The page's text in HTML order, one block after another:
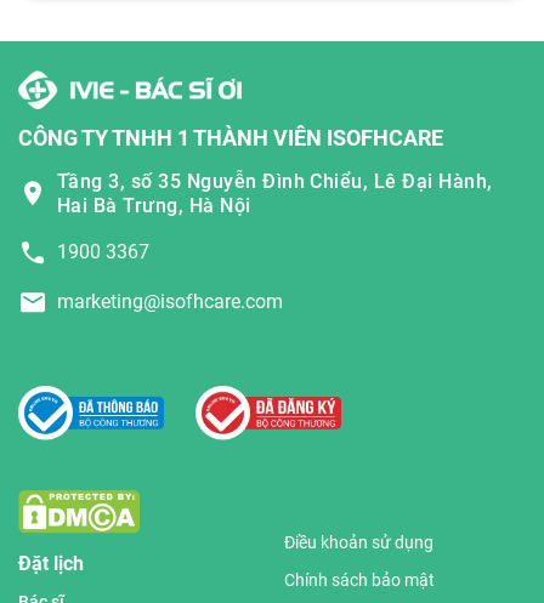
CÔNG TY TNHH 1 THÀNH VIÊN ISOFHCARE
Tầng 3, số 35 Nguyễn Đình Chiểu, Lê Đại Hành,
Hai Bà Trưng, Hà Nội
1900 3367
marketing@isofhcare.com
Đặt lịch
Điều khoản sử dụng
Chính sách bảo mật